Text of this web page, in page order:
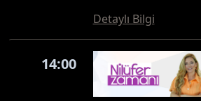
Detaylı Bilgi
14:00